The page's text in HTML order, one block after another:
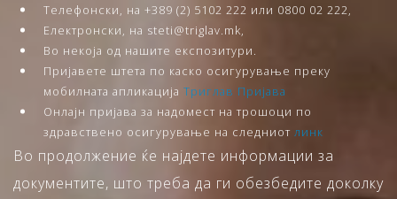
Телефонски, на +389 (2) 5102 222 или 0800 02 222,
Електронски, на steti@triglav.mk,
Во некоја од нашите експозитури.
Пријавете штета по каско осигурување преку
мобилната апликација Триглав Пријава
Онлајн пријава за надомест на трошоци по
здравствено осигурување на следниот линк
Во продолжение ќе најдете информации за
документите, што треба да ги обезбедите доколку